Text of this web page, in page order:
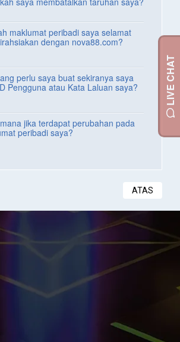
maklumat peribadi saya selamat
dengan nova88.com?
perlu saya buat sekiranya saya
Pengguna atau Kata Laluan saya?
jika terdapat perubahan pada
peribadi saya?
ATAS
LIVE CHAT